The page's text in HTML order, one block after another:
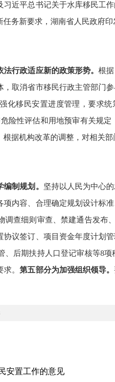
近平总书记关于水库移民工
务新要求，湖南省人民政府印
法行政适应新的政策形势。 根
取消省市移民行政主管部门
化移民安置进度管理，要求统
险性评估和用地预审有关规
根据机构改革的调整，对相关部
编制规划。 坚持以人民为中心
内容、合理确定规划设计标
调查细则审查、禁建通告发布
协议签订、项目资金年度计划
后期扶持人口登记审核等8
求。第五部分为加强组织领导。
安置工作的意见